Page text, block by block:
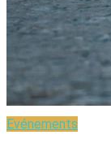
Evénements